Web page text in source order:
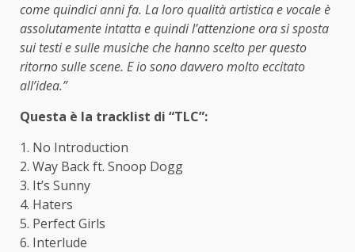
come quindici anni fa. La loro qualità artistica e vocale è
assolutamente intatta e quindi l’attenzione ora si sposta
sui testi e sulle musiche che hanno scelto per questo
ritorno sulle scene. E io sono davvero molto eccitato
all’idea.”
Questa è la tracklist di “TLC”:
1. No Introduction
2. Way Back ft. Snoop Dogg
3. It’s Sunny
4. Haters
5. Perfect Girls
6. Interlude